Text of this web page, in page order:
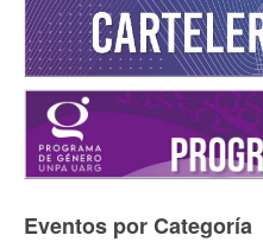
Eventos por Categoría